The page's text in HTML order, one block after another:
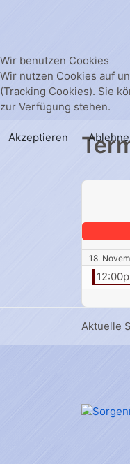
18.
Aktuelle
Wir benutzen Cookies
Wir nutzen Cookies auf
(Tracking Cookies). Sie
zur Verfügung stehen.
Akzeptieren